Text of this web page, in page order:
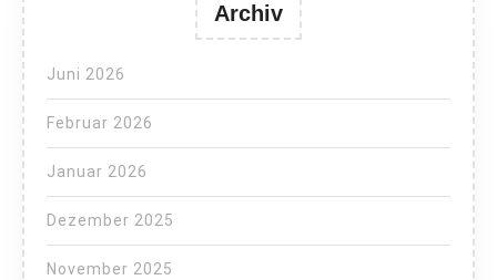
Archiv
Juni 2026
Februar 2026
Januar 2026
Dezember 2025
November 2025